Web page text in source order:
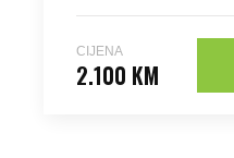
CIJENA
2.100 KM